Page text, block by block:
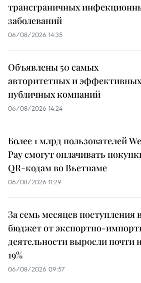
трансграничных
заболеваний
06/08/2026 14:35
Объявлены 50 самых
авторитетных и эффективных
публичных компаний
06/08/2026 14:24
Более 1 млрд пользователей
Pay смогут оплачивать
QR-кодам во Вьетнаме
06/08/2026 11:29
За семь месяцев поступления
бюджет от экспортно-
деятельности выросли почти
19%
06/08/2026 09:57